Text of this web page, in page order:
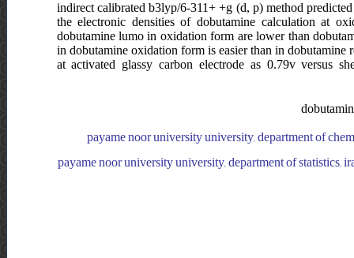
indirect calibrated b3lyp/6-311+ +g (d, p) method
the electronic densities of dobutamine calculation at
dobutamine lumo in oxidation form are lower than
in dobutamine oxidation form is easier than in
at activated glassy carbon electrode as 0.79v versus
payame noor university university, department of
payame noor university university, department of statistics,